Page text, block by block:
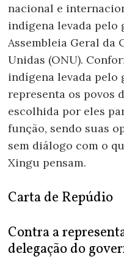
nacional e
indígena levada pelo
Assembleia Geral da
Unidas (ONU).
indígena levada pelo
representa os povos
escolhida por eles
função, sendo suas
sem diálogo com o
Xingu pensam.
Carta de Repúdio
Contra a
delegação do